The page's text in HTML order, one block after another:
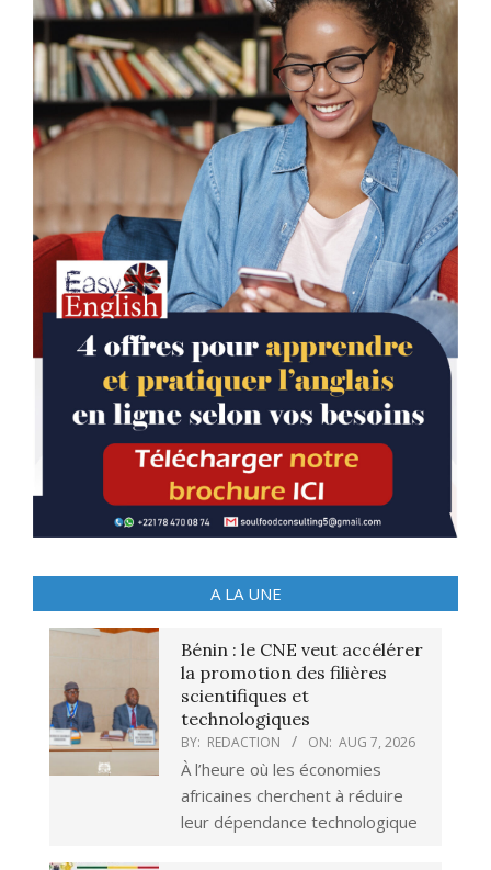
A LA UNE
Bénin : le CNE veut accélérer
la promotion des filières
scientifiques et
technologiques
BY: REDACTION ON: AUG 7, 2026
À l’heure où les économies
africaines cherchent à réduire
leur dépendance technologique